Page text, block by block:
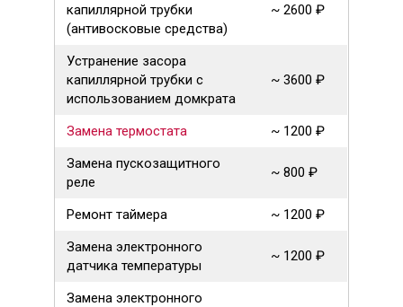
капиллярной трубки
(антивосковые средства)
~ 2600 ₽
Устранение засора
капиллярной трубки с
использованием домкрата
~ 3600 ₽
Замена термостата
~ 1200 ₽
Замена пускозащитного
реле
~ 800 ₽
Ремонт таймера
~ 1200 ₽
Замена электронного
датчика температуры
~ 1200 ₽
Замена электронного